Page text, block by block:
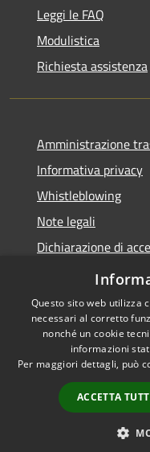
Leggi le FAQ
Modulistica
Richiesta assistenza
Amministrazione
Informativa privacy
Whistleblowing
Note legali
Dichiarazione di
Piano di
Accessibilità
Questo sito web utilizza
necessari al corretto
nonché un cookie
informazioni
Per maggiori dettagli, può
ACCETTA